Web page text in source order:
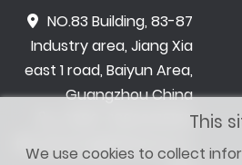
NO.83 Building, 83-87
Industry area, Jiang Xia
east 1 road, Baiyun Area,
Guangzhou China
0086 -18602015159
jetwong@tbbeauty.c
This
We use cookies to collect